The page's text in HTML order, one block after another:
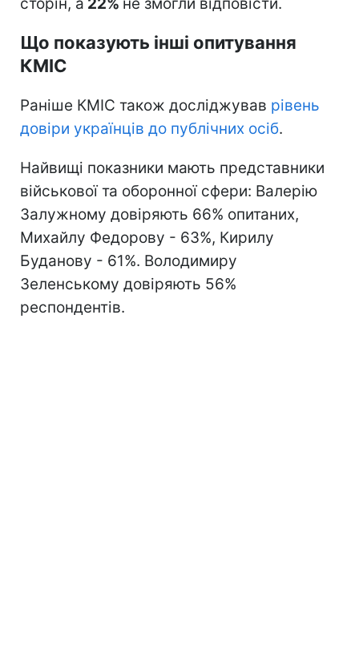
сторін, а 22% не змогли відповісти.
Що показують інші опитування
КМІС
Раніше КМІС також досліджував рівень
довіри українців до публічних осіб.
Найвищі показники мають представники
військової та оборонної сфери: Валерію
Залужному довіряють 66% опитаних,
Михайлу Федорову - 63%, Кирилу
Буданову - 61%. Володимиру
Зеленському довіряють 56%
респондентів.